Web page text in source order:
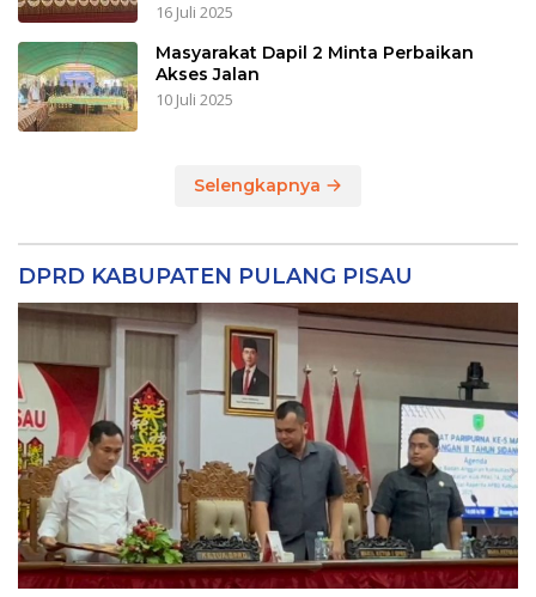
16 Juli 2025
Masyarakat Dapil 2 Minta Perbaikan
Akses Jalan
10 Juli 2025
Selengkapnya
DPRD KABUPATEN PULANG PISAU